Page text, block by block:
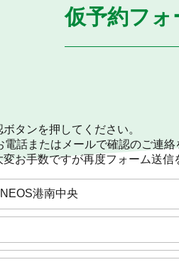
仮予約フォ
タンを押してください。
話またはメールで確認のご連
お手数ですが再度フォーム送信
港南中央